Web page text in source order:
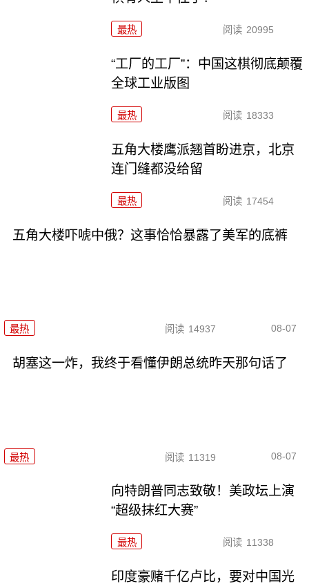
最热 阅读 20995
“工厂的工厂”：中国这棋彻底颠覆
全球工业版图
最热 阅读 18333
五角大楼鹰派翘首盼进京，北京
连门缝都没给留
最热 阅读 17454
五角大楼吓唬中俄？这事恰恰暴露了美军的底裤
最热 阅读 14937 08-07
胡塞这一炸，我终于看懂伊朗总统昨天那句话了
最热 阅读 11319 08-07
向特朗普同志致敬！美政坛上演
“超级抹红大赛”
最热 阅读 11338
印度豪赌千亿卢比，要对中国光